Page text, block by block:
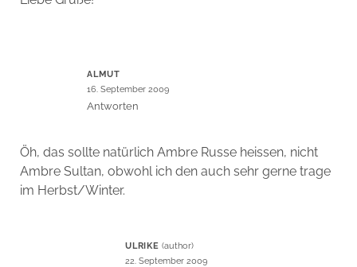
ALMUT
16. September 2009
Antworten
Öh, das sollte natürlich Ambre Russe heissen, nicht
Ambre Sultan, obwohl ich den auch sehr gerne trage
im Herbst/Winter.
ULRIKE
22. September 2009